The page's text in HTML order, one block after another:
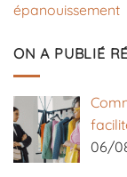
épanouissement
ON A PUBLIÉ
06/